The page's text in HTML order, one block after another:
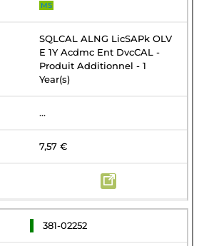
MS
SQLCAL ALNG LicSAPk OLV
E 1Y Acdmc Ent DvcCAL -
Produit Additionnel - 1
Year(s)
...
7,57 €
381-02252